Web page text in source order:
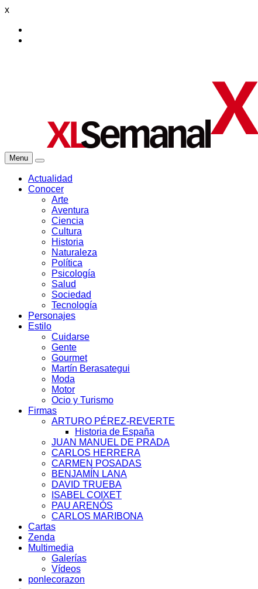
x
Menu
Actualidad
Conocer
Arte
Aventura
Ciencia
Cultura
Historia
Naturaleza
Política
Psicología
Salud
Sociedad
Tecnología
Personajes
Estilo
Cuidarse
Gente
Gourmet
Martín Berasategui
Moda
Motor
Ocio y Turismo
Firmas
ARTURO PÉREZ-REVERTE
Historia de España
JUAN MANUEL DE PRADA
CARLOS HERRERA
CARMEN POSADAS
BENJAMÍN LANA
DAVID TRUEBA
ISABEL COIXET
PAU ARENÓS
CARLOS MARIBONA
Cartas
Zenda
Multimedia
Galerías
Vídeos
ponlecorazon